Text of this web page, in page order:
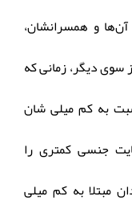
و همسرانشان،
سوی دیگر، زمانی که
به کم میلی شان
جنسی کمتری را
مبتلا به کم میلی